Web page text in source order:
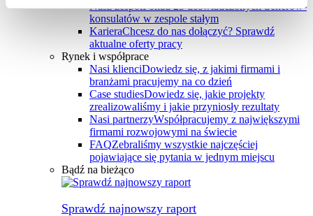
Nasz zespółPonad 25 doświadczonych trenerów-
konsulatów w zespole stałym
KarieraChcesz do nas dołączyć? Sprawdź
aktualne oferty pracy
Rynek i współprace
Nasi klienciDowiedz się, z jakimi firmami i
branżami pracujemy na co dzień
Case studiesDowiedz się, jakie projekty
zrealizowaliśmy i jakie przyniosły rezultaty
Nasi partnerzyWspółpracujemy z największymi
firmami rozwojowymi na świecie
FAQZebraliśmy wszystkie najczęściej
pojawiające się pytania w jednym miejscu
Bądź na bieżąco
Sprawdź najnowszy raport